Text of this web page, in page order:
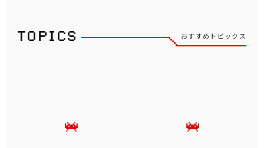
おすすめトピックス